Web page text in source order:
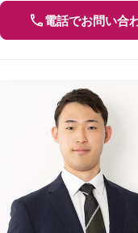
電話でお問い合